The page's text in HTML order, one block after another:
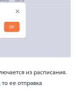
из расписания.
ее отправка